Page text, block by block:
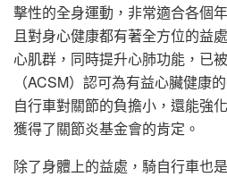
擊性的全身運動，非常適合各個
且對身心健康都有著全方位的益
心肌群，同時提升心肺功能，已
（ACSM）認可為有益心臟健康
自行車對關節的負擔小，還能強
獲得了關節炎基金會的肯定。
除了身體上的益處，騎自行車也